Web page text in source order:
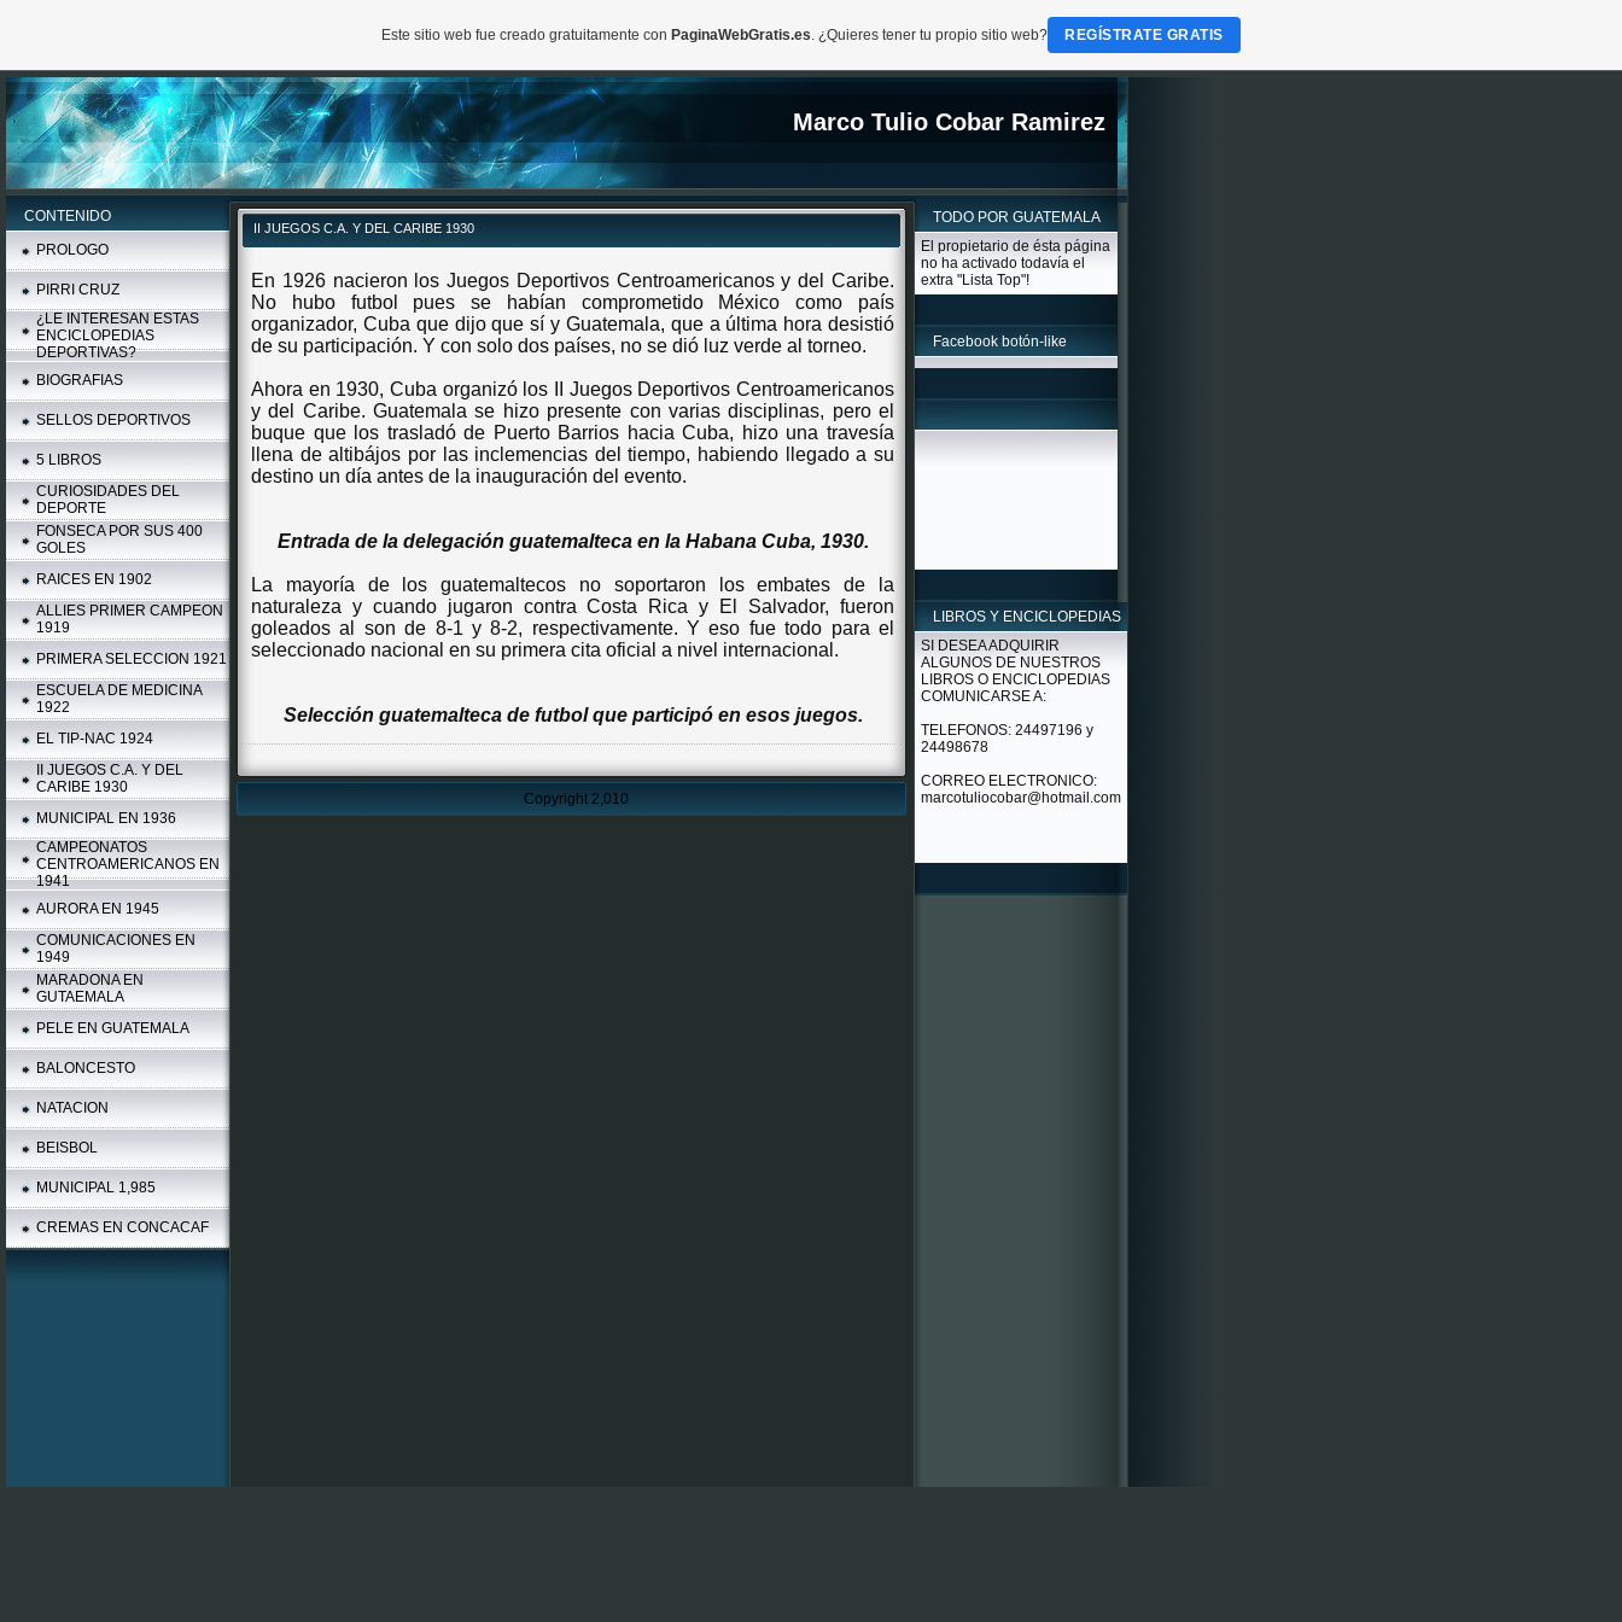
Marco Tulio Cobar Ramirez
CONTENIDO
PROLOGO
PIRRI CRUZ
¿LE INTERESAN ESTAS
ENCICLOPEDIAS
DEPORTIVAS?
BIOGRAFIAS
SELLOS DEPORTIVOS
5 LIBROS
CURIOSIDADES DEL
DEPORTE
FONSECA POR SUS 400
GOLES
RAICES EN 1902
ALLIES PRIMER CAMPEON
1919
PRIMERA SELECCION 1921
ESCUELA DE MEDICINA
1922
EL TIP-NAC 1924
II JUEGOS C.A. Y DEL
CARIBE 1930
MUNICIPAL EN 1936
CAMPEONATOS
CENTROAMERICANOS EN
1941
AURORA EN 1945
COMUNICACIONES EN
1949
MARADONA EN
GUTAEMALA
PELE EN GUATEMALA
BALONCESTO
NATACION
BEISBOL
MUNICIPAL 1,985
CREMAS EN CONCACAF
II JUEGOS C.A. Y DEL CARIBE 1930
En 1926 nacieron los Juegos Deportivos Centroamericanos y del Caribe.
No hubo futbol pues se habían comprometido México como país
organizador, Cuba que dijo que sí y Guatemala, que a última hora desistió
de su participación. Y con solo dos países, no se dió luz verde al torneo.
Ahora en 1930, Cuba organizó los II Juegos Deportivos Centroamericanos
y del Caribe. Guatemala se hizo presente con varias disciplinas, pero el
buque que los trasladó de Puerto Barrios hacia Cuba, hizo una travesía
llena de altibájos por las inclemencias del tiempo, habiendo llegado a su
destino un día antes de la inauguración del evento.
Entrada de la delegación guatemalteca en la Habana Cuba, 1930.
La mayoría de los guatemaltecos no soportaron los embates de la
naturaleza y cuando jugaron contra Costa Rica y El Salvador, fueron
goleados al son de 8-1 y 8-2, respectivamente. Y eso fue todo para el
seleccionado nacional en su primera cita oficial a nivel internacional.
Selección guatemalteca de futbol que participó en esos juegos.
Copyright 2,010
TODO POR GUATEMALA
El propietario de ésta página
no ha activado todavía el
extra "Lista Top"!
Facebook botón-like
LIBROS Y ENCICLOPEDIAS
SI DESEA ADQUIRIR
ALGUNOS DE NUESTROS
LIBROS O ENCICLOPEDIAS
COMUNICARSE A:
TELEFONOS: 24497196 y
24498678
CORREO ELECTRONICO:
marcotuliocobar@hotmail.com
Este sitio web fue creado gratuitamente con PaginaWebGratis.es. ¿Quieres tener tu propio sitio web? REGÍSTRATE GRATIS